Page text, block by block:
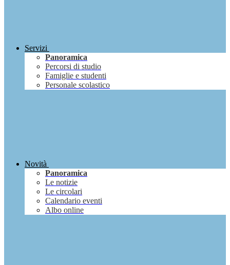
Servizi
Panoramica
Percorsi di studio
Famiglie e studenti
Personale scolastico
Novità
Panoramica
Le notizie
Le circolari
Calendario eventi
Albo online